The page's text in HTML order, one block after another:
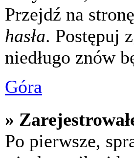
Przejdź na
hasła. Postępuj
niedługo znów
Góra
»
Po pierwsze,